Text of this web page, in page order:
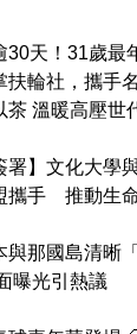
30天！31歲最
扶輪社，攜手
茶 溫暖高壓世
署】文化大學
攜手 推動生
與那國島清晰
曝光引熱議